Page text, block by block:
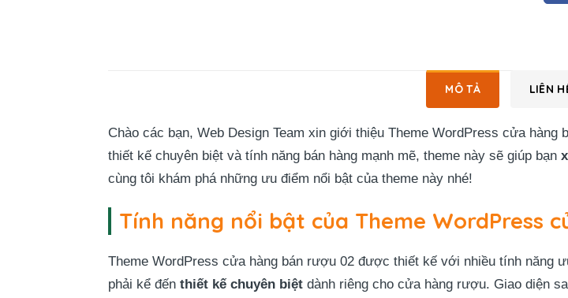
MÔ TẢ LIÊN
Chào các bạn, Web Design Team xin giới thiệu Theme WordPress cửa
thiết kế chuyên biệt và tính năng bán hàng mạnh mẽ, theme này sẽ giúp bạn
cùng tôi khám phá những ưu điểm nổi bật của theme này nhé!
Tính năng nổi bật của Theme WordPress
Theme WordPress cửa hàng bán rượu 02 được thiết kế với nhiều tính năng
phải kể đến thiết kế chuyên biệt dành riêng cho cửa hàng rượu. Giao diện